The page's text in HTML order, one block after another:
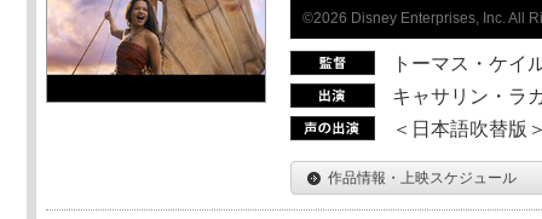
©2026 Disney Enterprises, Inc. All
トーマス・ケイ
キャサリン・ラ
＜日本語吹替版
作品情報・上映スケジュール